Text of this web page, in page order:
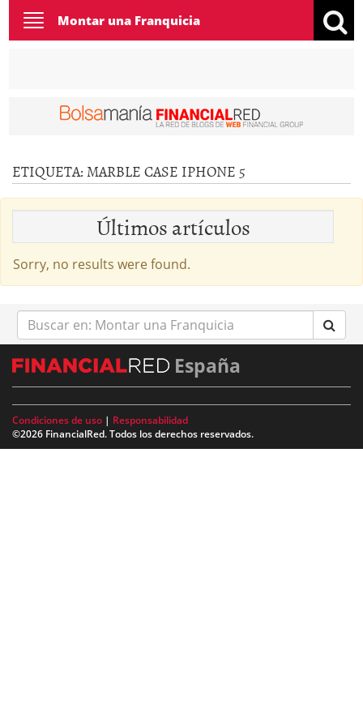
Toggle
navigation
Montar una Franquicia
ETIQUETA: MARBLE CASE IPHONE 5
Últimos artículos
Sorry, no results were found.
Buscar
en:
España
Condiciones de uso | Responsabilidad
©2026 FinancialRed. Todos los derechos reservados.